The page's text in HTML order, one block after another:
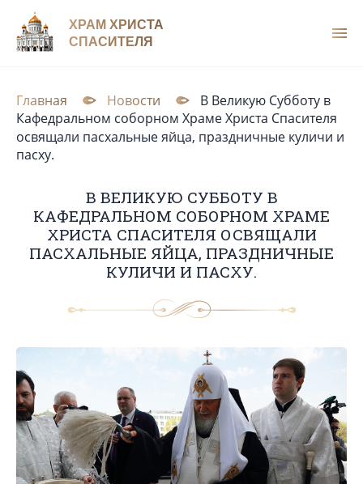
ХРАМ ХРИСТА
СПАСИТЕЛЯ
Главная Новости
В Великую Субботу в
Кафедральном соборном Храме Христа Спасителя
освящали пасхальные яйца, праздничные куличи и
пасху.
В ВЕЛИКУЮ СУББОТУ В
КАФЕДРАЛЬНОМ СОБОРНОМ ХРАМЕ
ХРИСТА СПАСИТЕЛЯ ОСВЯЩАЛИ
ПАСХАЛЬНЫЕ ЯЙЦА, ПРАЗДНИЧНЫЕ
КУЛИЧИ И ПАСХУ.